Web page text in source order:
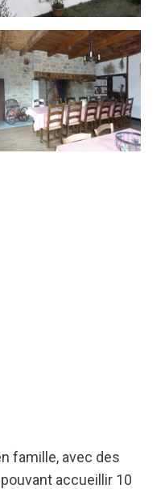
famille, avec des
accueillir 10